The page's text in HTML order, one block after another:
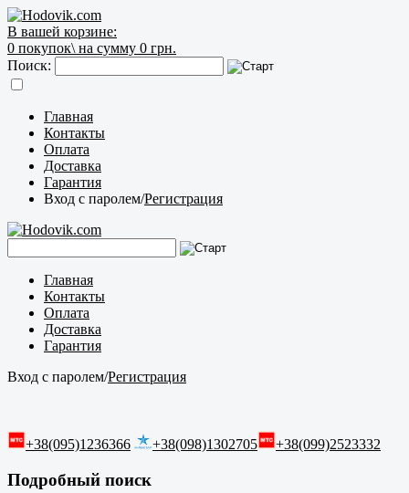
В вашей корзине:
0 покупок\ на сумму 0 грн.
Поиск:
Главная
Контакты
Оплата
Доставка
Гарантия
Вход с паролем/Регистрация
Главная
Контакты
Оплата
Доставка
Гарантия
Вход с паролем/Регистрация
+38(095)1236366 +38(098)1302705 +38(099)2523332
Подробный поиск